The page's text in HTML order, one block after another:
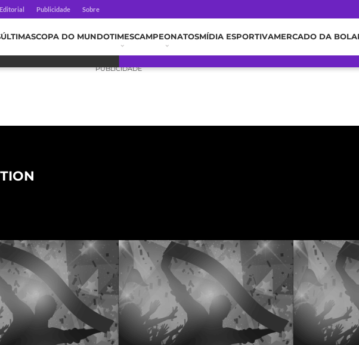
Publicidade Sobre
ÚLTIMASCOPA DO MUNDOTIMESCAMPEONATOSMÍDIA ESPORTIVAMERCADO DA BOLA
PUBLICIDADE